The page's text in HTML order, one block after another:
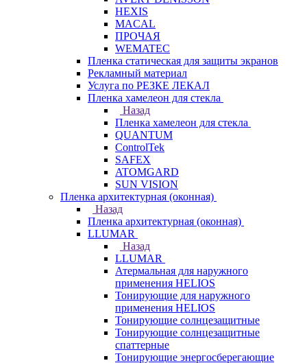
HEXIS
MACAL
ПРОЧАЯ
WEMATEC
Пленка статическая для защиты экранов
Рекламный материал
Услуга по РЕЗКЕ ЛЕКАЛ
Пленка хамелеон для стекла
Назад
Пленка хамелеон для стекла
QUANTUM
ControlTek
SAFEX
ATOMGARD
SUN VISION
Пленка архитектурная (оконная)
Назад
Пленка архитектурная (оконная)
LLUMAR
Назад
LLUMAR
Атермальная для наружного
применения HELIOS
Тонирующие для наружного
применения HELIOS
Тонирующие солнцезащитные
Тонирующие солнцезащитные
спаттерные
Тонирующие энергосберегающие